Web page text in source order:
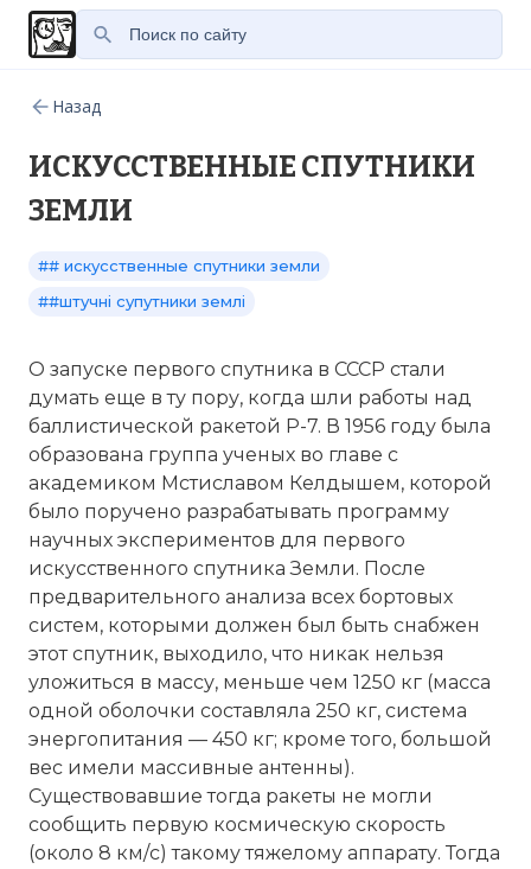
Назад
ИСКУССТВЕННЫЕ СПУТНИКИ
ЗЕМЛИ
## искусственные спутники земли
##штучні супутники землі
О запуске первого спутника в СССР стали
думать еще в ту пору, когда шли работы над
баллистической ракетой Р-7. В 1956 году была
образована группа ученых во главе с
академиком Мстиславом Келдышем, которой
было поручено разрабатывать программу
научных экспериментов для первого
искусственного спутника Земли. После
предварительного анализа всех бортовых
систем, которыми должен был быть снабжен
этот спутник, выходило, что никак нельзя
уложиться в массу, меньше чем 1250 кг (масса
одной оболочки составляла 250 кг, система
энергопитания — 450 кг; кроме того, большой
вес имели массивные антенны).
Существовавшие тогда ракеты не могли
сообщить первую космическую скорость
(около 8 км/с) такому тяжелому аппарату. Тогда